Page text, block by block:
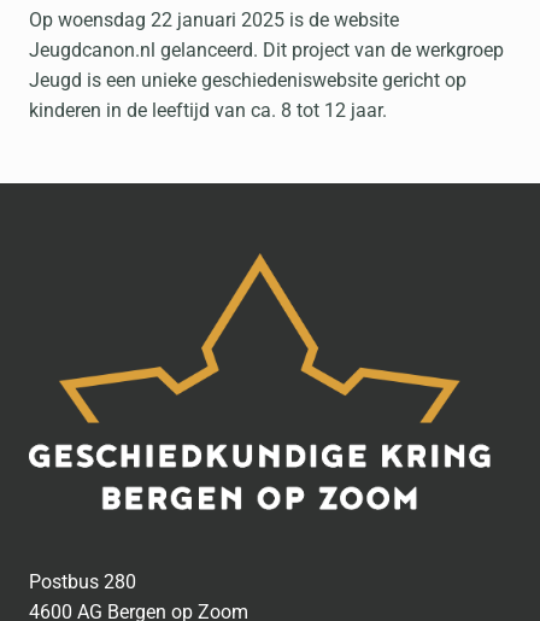
Op woensdag 22 januari 2025 is de website
Jeugdcanon.nl gelanceerd. Dit project van de werkgroep
Jeugd is een unieke geschiedeniswebsite gericht op
kinderen in de leeftijd van ca. 8 tot 12 jaar.
Postbus 280
4600 AG Bergen op Zoom